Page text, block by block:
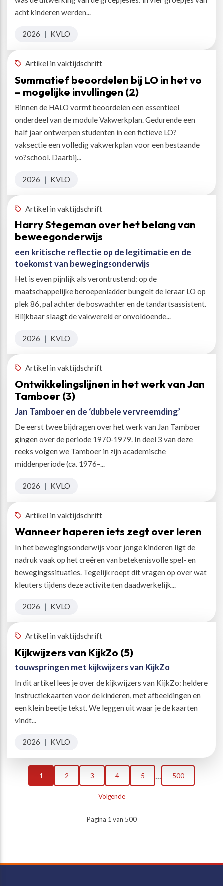
acht kinderen werden...
2026 | KVLO
Artikel in vaktijdschrift
Summatief beoordelen bij LO in het vo
– mogelijke invullingen (2)
Binnen de HALO vormt beoordelen een essentieel
onderdeel van de module Vakwerkplan. Gedurende een
half jaar ontwerpen studenten in een fictieve LO?
vaksectie een volledig vakwerkplan voor een bestaande
vo?school. Daarbij...
2026 | KVLO
Artikel in vaktijdschrift
Harry Stegeman over het belang van
beweegonderwijs
een kritische reflectie op de legitimatie en de
toekomst van bewegingsonderwijs
Het is even pijnlijk als verontrustend: op de
maatschappelijke beroepenladder bungelt de leraar LO op
plek 86, pal achter de boswachter en de tandartsassistent.
Blijkbaar slaagt de vakwereld er onvoldoende...
2026 | KVLO
Artikel in vaktijdschrift
Ontwikkelingslijnen in het werk van Jan
Tamboer (3)
Jan Tamboer en de ‘dubbele vervreemding’
De eerst twee bijdragen over het werk van Jan Tamboer
gingen over de periode 1970-1979. In deel 3 van deze
reeks volgen we Tamboer in zijn academische
middenperiode (ca. 1976–...
2026 | KVLO
Artikel in vaktijdschrift
Wanneer haperen iets zegt over leren
In het bewegingsonderwijs voor jonge kinderen ligt de
nadruk vaak op het creëren van betekenisvolle spel- en
bewegingssituaties. Tegelijk roept dit vragen op over wat
kleuters tijdens deze activiteiten daadwerkelijk...
2026 | KVLO
Artikel in vaktijdschrift
Kijkwijzers van KijkZo (5)
touwspringen met kijkwijzers van KijkZo
In dit artikel lees je over de kijkwijzers van KijkZo: heldere
instructiekaarten voor de kinderen, met afbeeldingen en
een klein beetje tekst. We leggen uit waar je de kaarten
vindt...
2026 | KVLO
1 2 3 4 5 ... 500
Volgende
Pagina 1 van 500